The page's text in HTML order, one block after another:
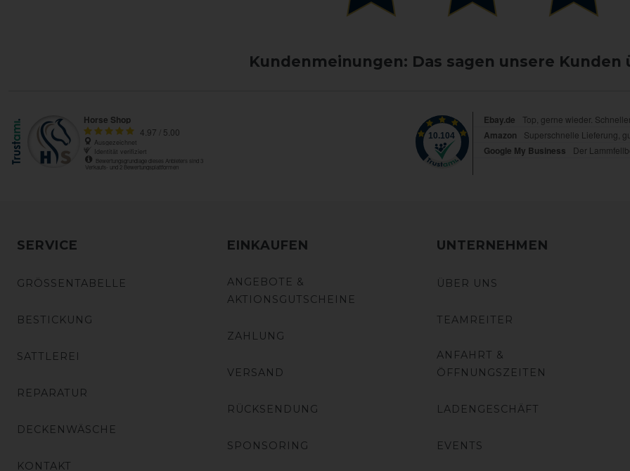
Kundenmeinungen: Das sagen unsere Kunden
SERVICE
GRÖSSENTABELLE
BESTICKUNG
SATTLEREI
REPARATUR
DECKENWÄSCHE
KONTAKT
EINKAUFEN
ANGEBOTE &
AKTIONSGUTSCHEINE
ZAHLUNG
VERSAND
RÜCKSENDUNG
SPONSORING
UNTERNEHMEN
ÜBER UNS
TEAMREITER
ANFAHRT &
ÖFFNUNGSZEITEN
LADENGESCHÄFT
EVENTS